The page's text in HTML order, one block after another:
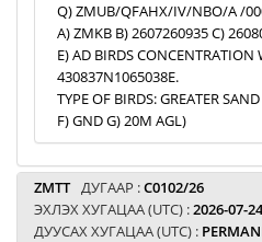
Q) ZMUB/QFAHX/IV/NBO/A /
A) ZMKB B) 2607260935 C)
E) AD BIRDS
430837N1065038E.
TYPE OF BIRDS: GREATER
F) GND G) 20M AGL)
ZMTT ДУГААР :C0102/26
ЭХЛЭХ ХУГАЦАА (UTC) :2026-07-
ДУУСАХ ХУГАЦАА (UTC) :